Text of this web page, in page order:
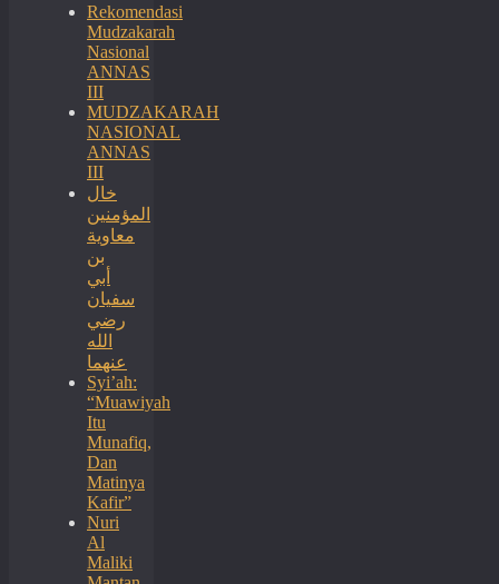
Rekomendasi
Mudzakarah
Nasional
ANNAS
III
MUDZAKARAH
NASIONAL
ANNAS
III
خال
المؤمنين
معاوية
بن
أبي
سفيان
رضي
الله
عنهما
Syi’ah:
“Muawiyah
Itu
Munafiq,
Dan
Matinya
Kafir”
Nuri
Al
Maliki